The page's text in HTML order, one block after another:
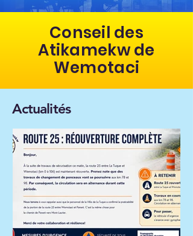
Conseil des
Atikamekw de
Wemotaci
Actualités